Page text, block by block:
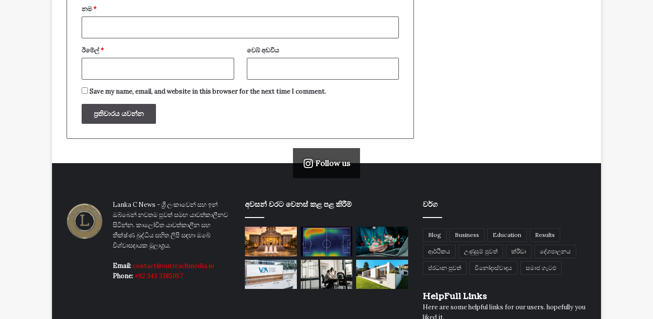
නම*
ඊමේල්* වෙබ් අඩවිය
Save my name, email, and website in this browser for the next time I comment.
Follow us
Lanka C News - ශ්‍රී ලංකාවෙන් සහ ඉන්
ඔබ්බෙන් නවතම පුවත් සමඟ යාවත්කාලීනව
සිටින්න. කාලෝචිත යාවත්කාලීන සහ
තීක්ෂ්ණ බුද්ධිය සහිත ලිපි සඳහා ඔබේ
විශ්වාසදායක මූලාශ්‍රය.
Email:contact@outreachmedia.io
Phone:+92 343 3385057
අවසන් වරට වෙනස් කළ පළ කිරීම් වර්ග
Blog Business Education Results
ආර්ථිකය උණුසුම් පුවත් ක්රීඩා දේශපාලනය
ප්රධාන පුවත් විනෝදාස්වාදය සමාජ ගැටළු
HelpFull Links
Here are some helpful links for our users. hopefully you
liked it.